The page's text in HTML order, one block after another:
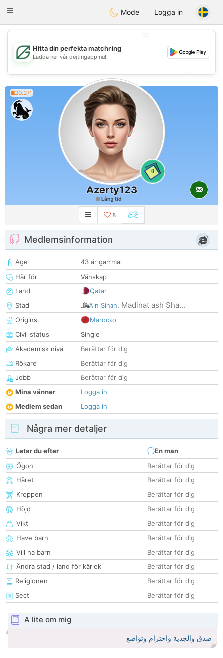
GulfDating
Toggle
Mode Logga in
💖
💕
💕
Hitta din perfekta matchning
Ladda ner vår dejtingapp nu!
0.3/1
0
Azerty123
Lång tid
8
Medlemsinformation
Age
43 år gammal
Här för
Vänskap
Land
Qatar
Stad
Ain Sinan, Madinat ash Sha...
Origins
Marocko
Civil status
Single
Akademisk nivå
Berättar för dig
Rökare
Berättar för dig
Jobb
Berättar för dig
Mina vänner
Logga in
Medlem sedan
Logga in
Några mer detaljer
Letar du efter
En man
Ögon
Berättar för dig
Håret
Berättar för dig
Kroppen
Berättar för dig
Höjd
Berättar för dig
Vikt
Berättar för dig
Have barn
Berättar för dig
Vill ha barn
Berättar för dig
Ändra stad / land för kärlek
Berättar för dig
Religionen
Berättar för dig
Sect
Berättar för dig
A lite om mig
صدق والجدية واحترام وتواضع